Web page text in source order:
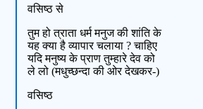
वसिष्ठ से
तुम हो त्राता धर्म मनुज की शांति के
यह क्या है व्यापार चलाया ? चाहिए
यदि मनुष्य के प्राण तुम्हारे देव को
ले लो (मधुच्छन्दा की ओर देखकर-)
वसिष्ठ